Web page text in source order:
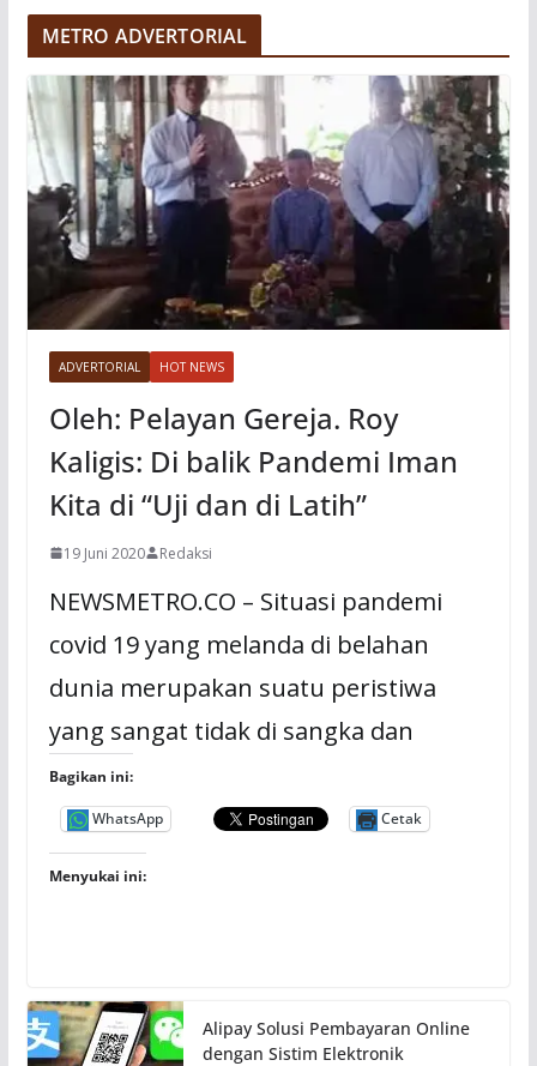
e
METRO ADVERTORIAL
ADVERTORIAL HOT NEWS
Oleh: Pelayan Gereja. Roy
Kaligis: Di balik Pandemi Iman
Kita di “Uji dan di Latih”
19 Juni 2020 Redaksi
NEWSMETRO.CO – Situasi pandemi
covid 19 yang melanda di belahan
dunia merupakan suatu peristiwa
yang sangat tidak di sangka dan
Bagikan ini:
WhatsApp Cetak
Menyukai ini:
Alipay Solusi Pembayaran Online
dengan Sistim Elektronik